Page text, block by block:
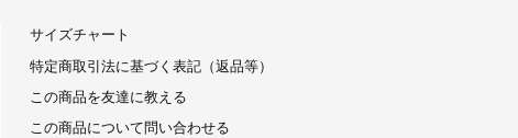
サイズチャート
特定商取引法に基づく表記（返品等）
この商品を友達に教える
この商品について問い合わせる